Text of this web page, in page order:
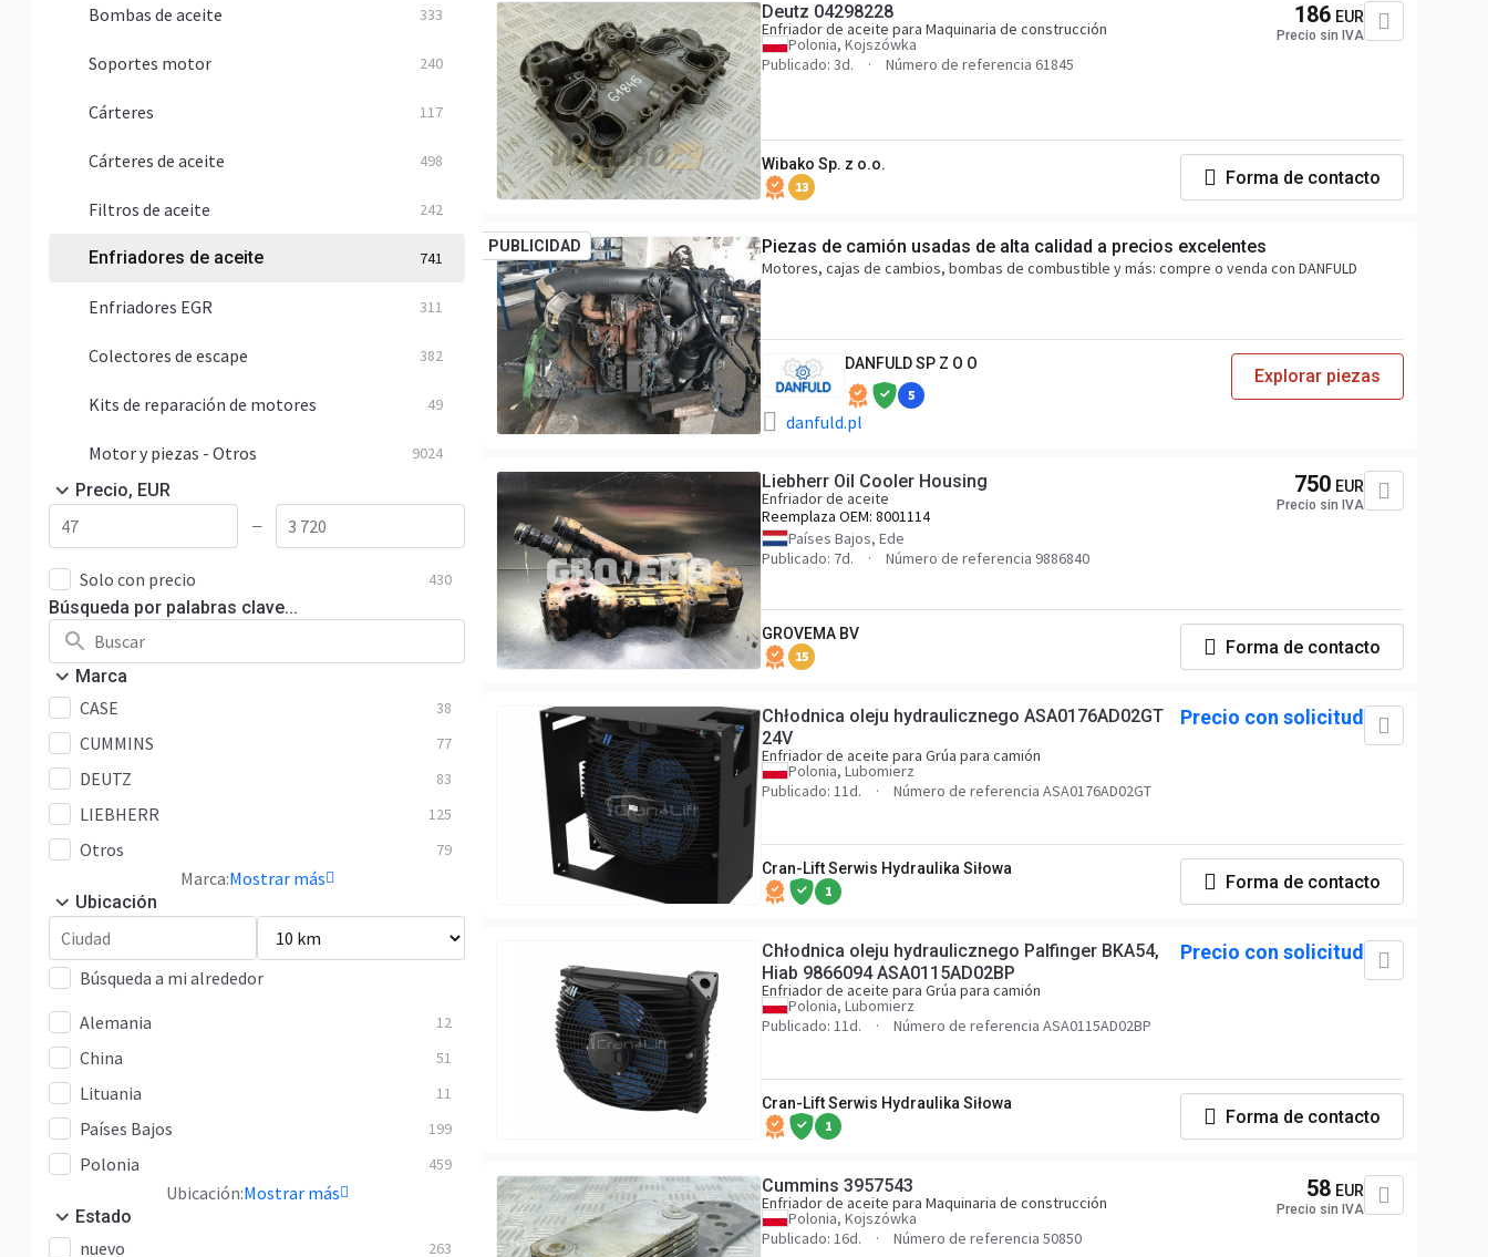
Bombas de aceite 333
Soportes motor 240
Cárteres 117
Cárteres de aceite 498
Filtros de aceite 242
Enfriadores de aceite 741
Enfriadores EGR 311
Colectores de escape 382
Kits de reparación de motores 49
Motor y piezas - Otros 9024
Precio, EUR
—
Solo con precio 430
Búsqueda por palabras clave...
Marca
CASE 38
CUMMINS 77
DEUTZ 83
LIEBHERR 125
Otros 79
Marca:Mostrar más
Ubicación
Búsqueda a mi alrededor
Alemania
12
China 51
Lituania 11
Países Bajos 199
Polonia 459
Ubicación:Mostrar más
Estado
nuevo 263
Deutz 04298228
Enfriador de aceite para Maquinaria de construcción
Polonia, Kojszówka
Publicado: 3d.
Número de referencia 61845
186 EUR
Precio sin IVA
Wibako Sp. z o.o.
13 Forma de contacto
PUBLICIDAD Piezas de camión usadas de alta calidad a precios excelentes
Motores, cajas de cambios, bombas de combustible y más: compre o venda con DANFULD
DANFULD SP Z O O
5
danfuld.pl
Explorar piezas
Liebherr Oil Cooler Housing
Enfriador de aceite
Reemplaza OEM: 8001114
Países Bajos, Ede
Publicado: 7d.
Número de referencia 9886840
750 EUR
Precio sin IVA
GROVEMA BV
15 Forma de contacto
Chłodnica oleju hydraulicznego ASA0176AD02GT
24V
Enfriador de aceite para Grúa para camión
Polonia, Lubomierz
Publicado: 11d.
Número de referencia ASA0176AD02GT
Precio con solicitud
Cran-Lift Serwis Hydraulika Siłowa
1 Forma de contacto
Chłodnica oleju hydraulicznego Palfinger BKA54,
Hiab 9866094 ASA0115AD02BP
Enfriador de aceite para Grúa para camión
Polonia, Lubomierz
Publicado: 11d.
Número de referencia ASA0115AD02BP
Precio con solicitud
Cran-Lift Serwis Hydraulika Siłowa
1 Forma de contacto
Cummins 3957543
Enfriador de aceite para Maquinaria de construcción
Polonia, Kojszówka
Publicado: 16d.
Número de referencia 50850
58 EUR
Precio sin IVA